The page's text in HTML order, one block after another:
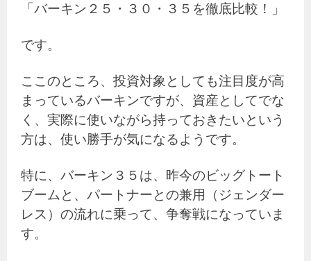
「バーキン２５・３０・３５を徹底比較！」
です。
ここのところ、投資対象としても注目度が高
まっているバーキンですが、資産としてでな
く、実際に使いながら持っておきたいという
方は、使い勝手が気になるようです。
特に、バーキン３５は、昨今のビッグトート
ブームと、パートナーとの兼用（ジェンダー
レス）の流れに乗って、争奪戦になっていま
す。